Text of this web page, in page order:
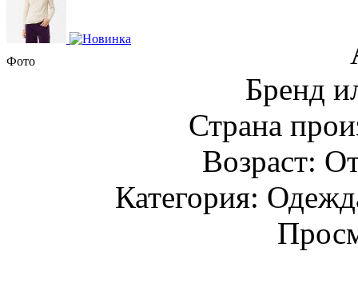
Фото
Бренд
Страна
Возраст:
Категория: